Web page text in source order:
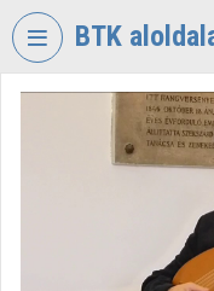
Fejléc kihagyása
BTK
VIDEO TORIUM
Intézményi kezdőlap